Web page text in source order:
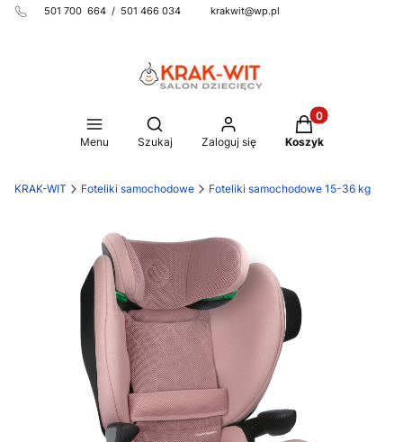
501 700 664 / 501 466 034 krakwit@wp.pl
Menu
Otwórz wyszukiwarkę
Szukaj Zaloguj się
Produkty w
Koszyk
KRAK-WIT Foteliki samochodowe Foteliki samochodowe 15-36 kg